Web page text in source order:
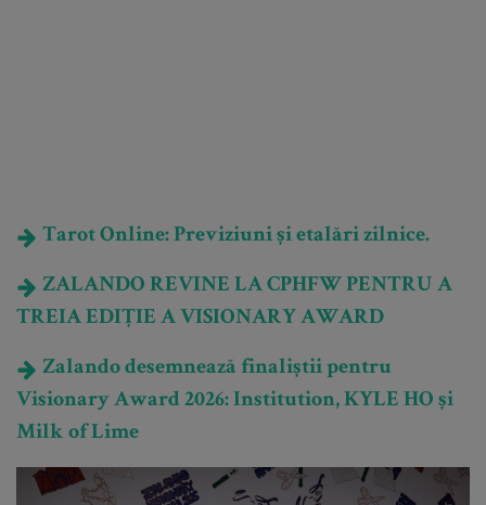
Tarot Online: Previziuni și etalări zilnice.
ZALANDO REVINE LA CPHFW PENTRU A
TREIA EDIȚIE A VISIONARY AWARD
Zalando desemnează finaliștii pentru
Visionary Award 2026: Institution, KYLE HO și
Milk of Lime